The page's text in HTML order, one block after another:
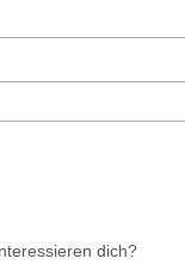
dich?